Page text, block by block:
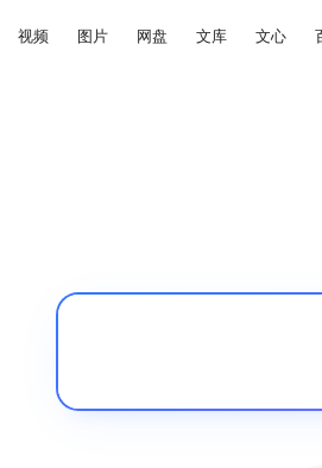
视频 图片 网盘 文库 文心